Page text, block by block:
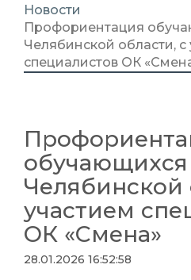
Новости
Профориентация
Челябинской области, с
специалистов ОК
обучающихся
Челябинской
участием
ОК «Смена»
28.01.2026 16:52:58